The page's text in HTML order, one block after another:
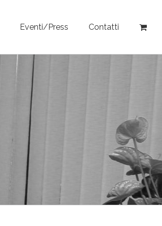
Eventi/Press Contatti